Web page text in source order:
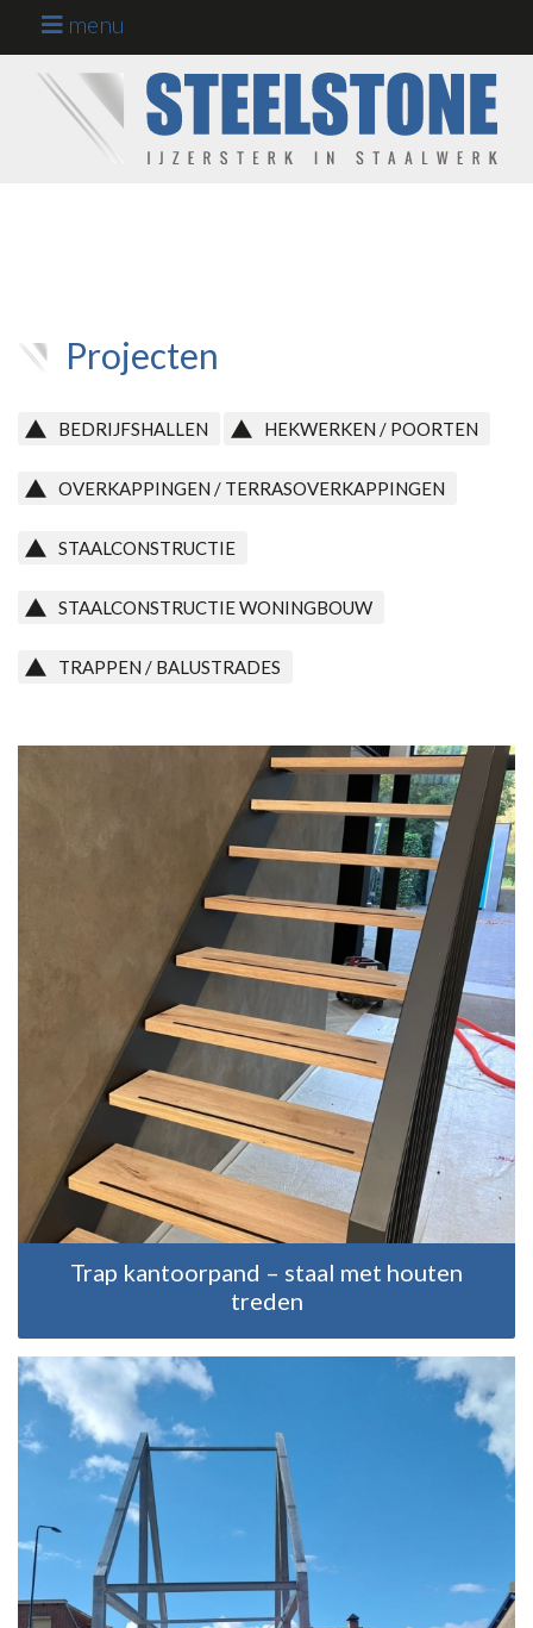
menu
Staalconstructies
op maat
leren bij ons
Projecten
BEDRIJFSHALLEN HEKWERKEN / POORTEN
OVERKAPPINGEN / TERRASOVERKAPPINGEN
STAALCONSTRUCTIE
STAALCONSTRUCTIE WONINGBOUW
TRAPPEN / BALUSTRADES
Trap kantoorpand – staal met houten
treden